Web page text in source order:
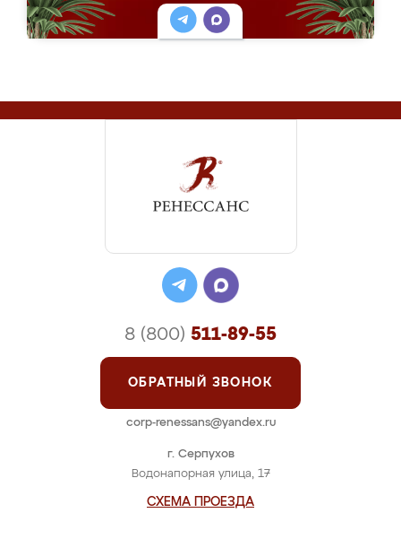
г. Серпухов
Водонапорная улица, 17
СХЕМА ПРОЕЗДА
8 (800) 511-89-55
ОБРАТНЫЙ ЗВОНОК
corp-renessans@yandex.ru